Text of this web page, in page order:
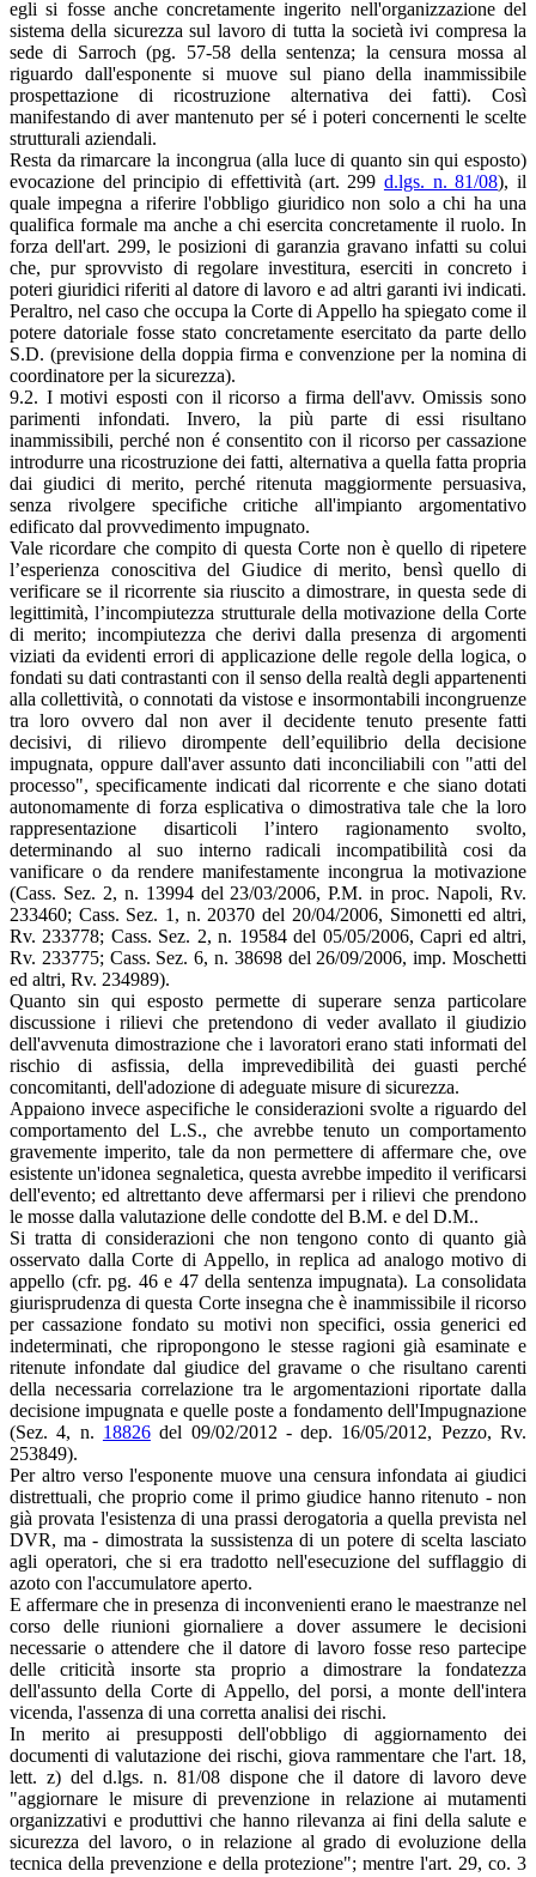
egli si fosse anche concretamente ingerito nell'organizzazione del
sistema della sicurezza sul lavoro di tutta la società ivi compresa la
sede di Sarroch (pg. 57-58 della sentenza; la censura mossa al
riguardo dall'esponente si muove sul piano della inammissibile
prospettazione di ricostruzione alternativa dei fatti). Così
manifestando di aver mantenuto per sé i poteri concernenti le scelte
strutturali aziendali.
Resta da rimarcare la incongrua (alla luce di quanto sin qui esposto)
evocazione del principio di effettività (art. 299 d.lgs. n. 81/08), il
quale impegna a riferire l'obbligo giuridico non solo a chi ha una
qualifica formale ma anche a chi esercita concretamente il ruolo. In
forza dell'art. 299, le posizioni di garanzia gravano infatti su colui
che, pur sprovvisto di regolare investitura, eserciti in concreto i
poteri giuridici riferiti al datore di lavoro e ad altri garanti ivi indicati.
Peraltro, nel caso che occupa la Corte di Appello ha spiegato come il
potere datoriale fosse stato concretamente esercitato da parte dello
S.D. (previsione della doppia firma e convenzione per la nomina di
coordinatore per la sicurezza).
9.2. I motivi esposti con il ricorso a firma dell'avv. Omissis sono
parimenti infondati. Invero, la più parte di essi risultano
inammissibili, perché non é consentito con il ricorso per cassazione
introdurre una ricostruzione dei fatti, alternativa a quella fatta propria
dai giudici di merito, perché ritenuta maggiormente persuasiva,
senza rivolgere specifiche critiche all'impianto argomentativo
edificato dal provvedimento impugnato.
Vale ricordare che compito di questa Corte non è quello di ripetere
l’esperienza conoscitiva del Giudice di merito, bensì quello di
verificare se il ricorrente sia riuscito a dimostrare, in questa sede di
legittimità, l’incompiutezza strutturale della motivazione della Corte
di merito; incompiutezza che derivi dalla presenza di argomenti
viziati da evidenti errori di applicazione delle regole della logica, o
fondati su dati contrastanti con il senso della realtà degli appartenenti
alla collettività, o connotati da vistose e insormontabili incongruenze
tra loro ovvero dal non aver il decidente tenuto presente fatti
decisivi, di rilievo dirompente dell’equilibrio della decisione
impugnata, oppure dall'aver assunto dati inconciliabili con "atti del
processo", specificamente indicati dal ricorrente e che siano dotati
autonomamente di forza esplicativa o dimostrativa tale che la loro
rappresentazione disarticoli l’intero ragionamento svolto,
determinando al suo interno radicali incompatibilità cosi da
vanificare o da rendere manifestamente incongrua la motivazione
(Cass. Sez. 2, n. 13994 del 23/03/2006, P.M. in proc. Napoli, Rv.
233460; Cass. Sez. 1, n. 20370 del 20/04/2006, Simonetti ed altri,
Rv. 233778; Cass. Sez. 2, n. 19584 del 05/05/2006, Capri ed altri,
Rv. 233775; Cass. Sez. 6, n. 38698 del 26/09/2006, imp. Moschetti
ed altri, Rv. 234989).
Quanto sin qui esposto permette di superare senza particolare
discussione i rilievi che pretendono di veder avallato il giudizio
dell'avvenuta dimostrazione che i lavoratori erano stati informati del
rischio di asfissia, della imprevedibilità dei guasti perché
concomitanti, dell'adozione di adeguate misure di sicurezza.
Appaiono invece aspecifiche le considerazioni svolte a riguardo del
comportamento del L.S., che avrebbe tenuto un comportamento
gravemente imperito, tale da non permettere di affermare che, ove
esistente un'idonea segnaletica, questa avrebbe impedito il verificarsi
dell'evento; ed altrettanto deve affermarsi per i rilievi che prendono
le mosse dalla valutazione delle condotte del B.M. e del D.M..
Si tratta di considerazioni che non tengono conto di quanto già
osservato dalla Corte di Appello, in replica ad analogo motivo di
appello (cfr. pg. 46 e 47 della sentenza impugnata). La consolidata
giurisprudenza di questa Corte insegna che è inammissibile il ricorso
per cassazione fondato su motivi non specifici, ossia generici ed
indeterminati, che ripropongono le stesse ragioni già esaminate e
ritenute infondate dal giudice del gravame o che risultano carenti
della necessaria correlazione tra le argomentazioni riportate dalla
decisione impugnata e quelle poste a fondamento dell'Impugnazione
(Sez. 4, n. 18826del 09/02/2012 - dep. 16/05/2012, Pezzo, Rv.
253849).
Per altro verso l'esponente muove una censura infondata ai giudici
distrettuali, che proprio come il primo giudice hanno ritenuto - non
già provata l'esistenza di una prassi derogatoria a quella prevista nel
DVR, ma - dimostrata la sussistenza di un potere di scelta lasciato
agli operatori, che si era tradotto nell'esecuzione del sufflaggio di
azoto con l'accumulatore aperto.
E affermare che in presenza di inconvenienti erano le maestranze nel
corso delle riunioni giornaliere a dover assumere le decisioni
necessarie o attendere che il datore di lavoro fosse reso partecipe
delle criticità insorte sta proprio a dimostrare la fondatezza
dell'assunto della Corte di Appello, del porsi, a monte dell'intera
vicenda, l'assenza di una corretta analisi dei rischi.
In merito ai presupposti dell'obbligo di aggiornamento dei
documenti di valutazione dei rischi, giova rammentare che l'art. 18,
lett. z) del d.lgs. n. 81/08 dispone che il datore di lavoro deve
"aggiornare le misure di prevenzione in relazione ai mutamenti
organizzativi e produttivi che hanno rilevanza ai fini della salute e
sicurezza del lavoro, o in relazione al grado di evoluzione della
tecnica della prevenzione e della protezione"; mentre l'art. 29, co. 3